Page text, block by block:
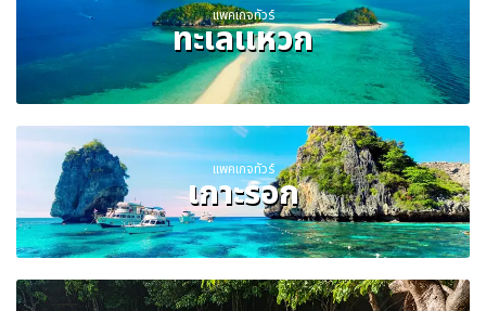
แพคเกจทัวร์
ทะเลแหวก
แพคเกจทัวร์
เกาะรอก